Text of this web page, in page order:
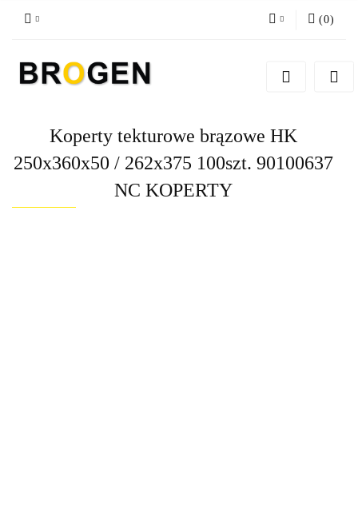
Zarejestruj się
Zgody cookies
(0)
Koperty tekturowe brązowe HK
250x360x50 / 262x375 100szt. 90100637
NC KOPERTY